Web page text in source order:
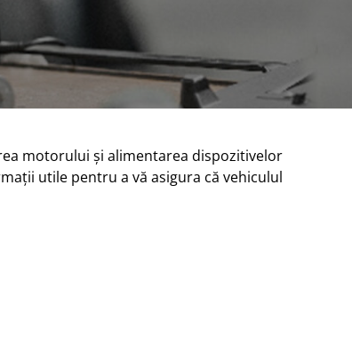
motorului și alimentarea dispozitivelor
utile pentru a vă asigura că vehiculul